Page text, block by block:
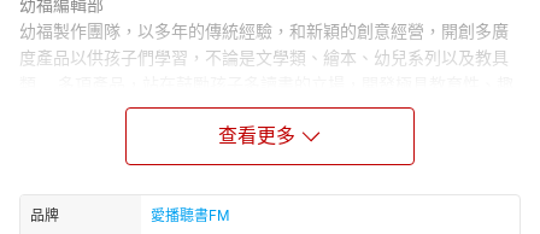
幼福編輯部
幼福製作團隊，以多年的傳統經驗，和新穎的創意經營，開創多廣
度產品以供孩子們學習，不論是文學類、繪本、幼兒系列以及教具
味性書籍，在愉快中學習成長，才是真正掌握孩子美好未來的基
01.為什麼空氣中的氣壓會不斷地改變
02.為什麼夏天午後常有雷陣雨
查看更多
品牌 愛播聽書FM